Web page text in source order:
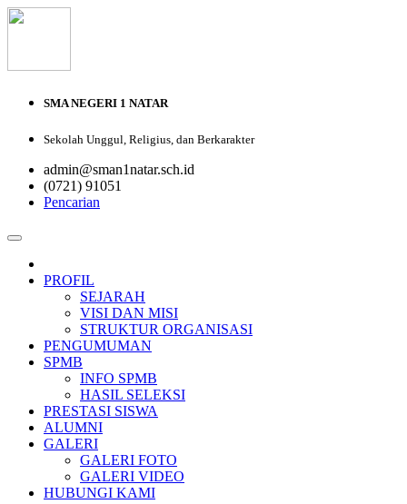
SMA NEGERI 1 NATAR
Sekolah Unggul, Religius, dan Berkarakter
admin@sman1natar.sch.id
(0721) 91051
Pencarian
PROFIL
SEJARAH
VISI DAN MISI
STRUKTUR ORGANISASI
PENGUMUMAN
SPMB
INFO SPMB
HASIL SELEKSI
PRESTASI SISWA
ALUMNI
GALERI
GALERI FOTO
GALERI VIDEO
HUBUNGI KAMI